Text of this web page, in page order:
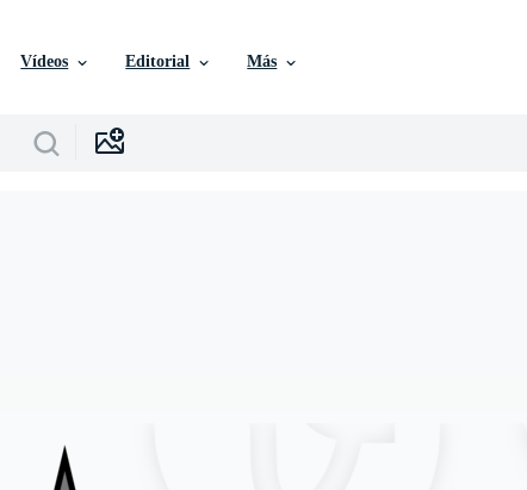
Vídeos Editorial Más